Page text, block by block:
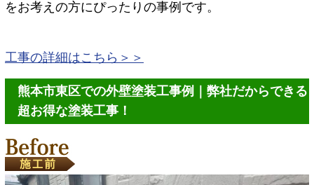
をお考えの方にぴったりの事例です。
工事の詳細はこちら＞＞
熊本市東区での外壁塗装工事例｜弊社だからできる
超お得な塗装工事！